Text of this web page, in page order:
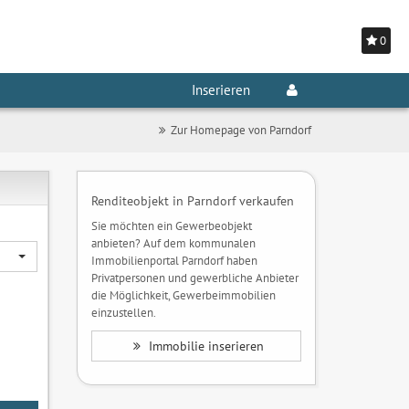
0
Inserieren
Zur Homepage von Parndorf
Renditeobjekt in Parndorf verkaufen
Sie möchten ein Gewerbeobjekt
anbieten? Auf dem kommunalen
Immobilienportal Parndorf haben
Privatpersonen und gewerbliche Anbieter
die Möglichkeit, Gewerbeimmobilien
einzustellen.
Immobilie inserieren